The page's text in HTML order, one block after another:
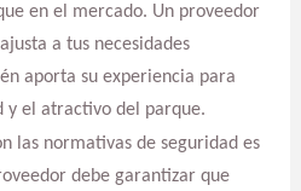
en el mercado. Un proveedor
a tus necesidades
aporta su experiencia para
y el atractivo del parque.
las normativas de seguridad es
debe garantizar que